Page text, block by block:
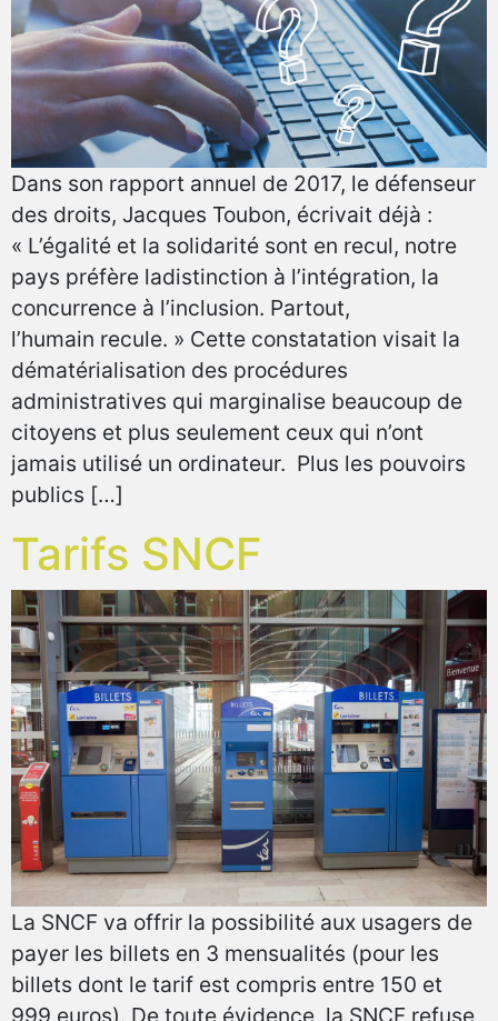
Dans son rapport annuel de 2017, le défenseur
des droits, Jacques Toubon, écrivait déjà :
« L’égalité et la solidarité sont en recul, notre
pays préfère ladistinction à l’intégration, la
concurrence à l’inclusion. Partout,
l’humain recule. » Cette constatation visait la
dématérialisation des procédures
administratives qui marginalise beaucoup de
citoyens et plus seulement ceux qui n’ont
jamais utilisé un ordinateur. Plus les pouvoirs
publics […]
Tarifs SNCF
La SNCF va offrir la possibilité aux usagers de
payer les billets en 3 mensualités (pour les
billets dont le tarif est compris entre 150 et
999 euros). De toute évidence, la SNCF refuse